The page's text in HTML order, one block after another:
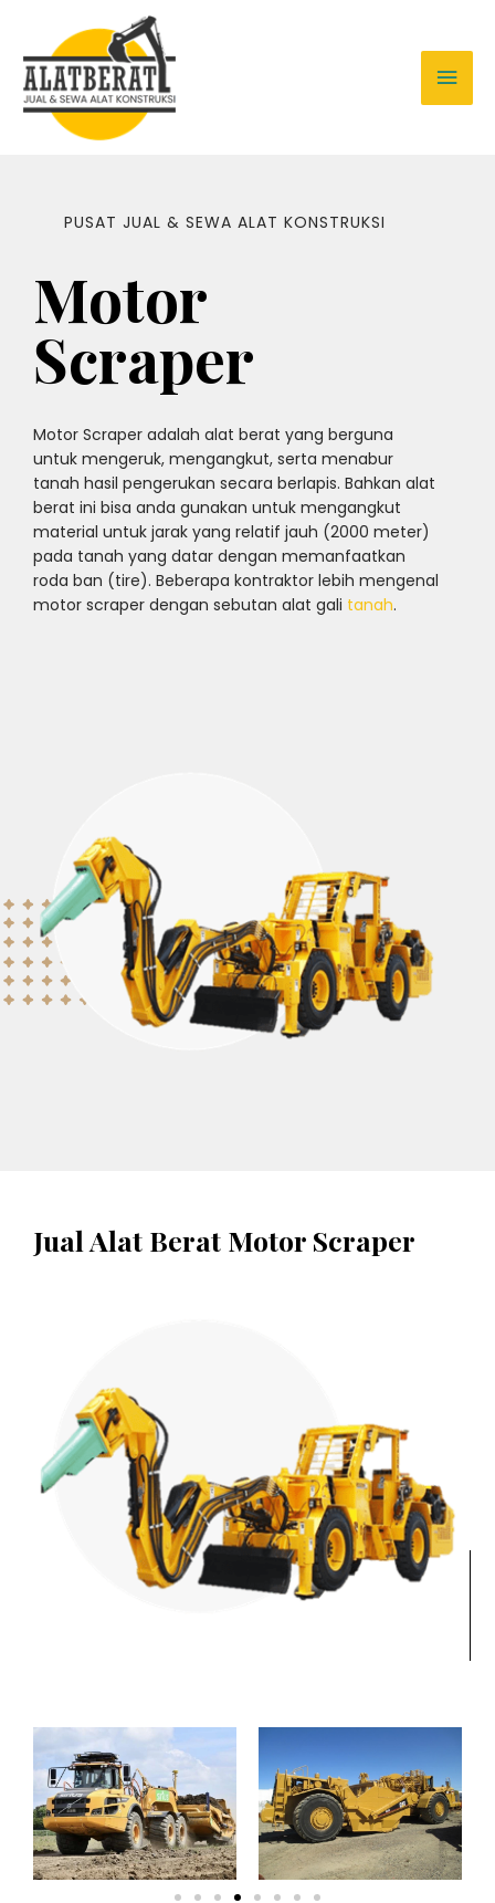
PUSAT JUAL & SEWA ALAT KONSTRUKSI
Motor
Scraper
Motor Scraper adalah alat berat yang berguna
untuk mengeruk, mengangkut, serta menabur
tanah hasil pengerukan secara berlapis. Bahkan alat
berat ini bisa anda gunakan untuk mengangkut
material untuk jarak yang relatif jauh (2000 meter)
pada tanah yang datar dengan memanfaatkan
roda ban (tire). Beberapa kontraktor lebih mengenal
motor scraper dengan sebutan alat gali tanah.
Jual Alat Berat Motor Scraper